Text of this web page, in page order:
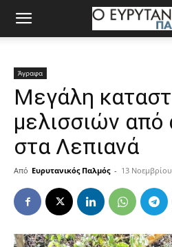
Άγραφα
Μεγάλη
μελισσιών από
στα Λεπιανά
Από Ευρυτανικός Παλμός - 13